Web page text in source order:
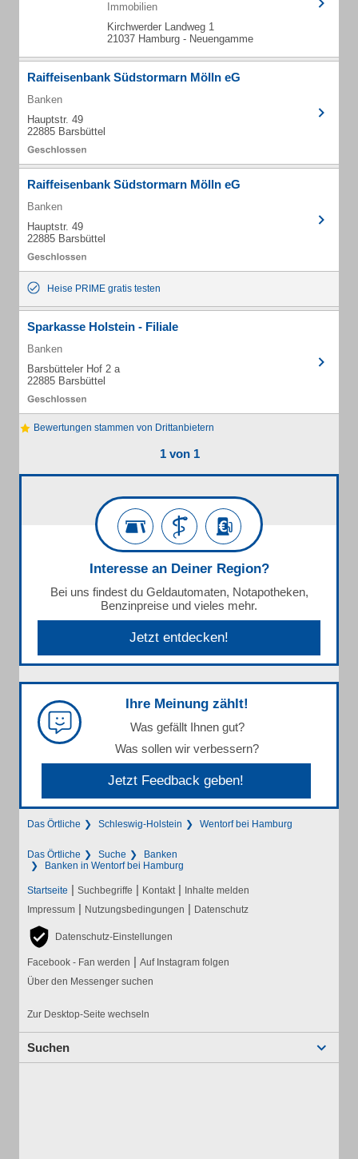
Immobilien
Kirchwerder Landweg 1
21037 Hamburg - Neuengamme
Raiffeisenbank Südstormarn Mölln eG
Banken
Hauptstr. 49
22885 Barsbüttel
Raiffeisenbank Südstormarn Mölln eG
Banken
Hauptstr. 49
22885 Barsbüttel
Heise PRIME gratis testen
Sparkasse Holstein - Filiale
Banken
Barsbütteler Hof 2 a
22885 Barsbüttel
Bewertungen stammen von Drittanbietern
1 von 1
Interesse an Deiner Region?
Bei uns findest du Geldautomaten, Notapotheken,
Benzinpreise und vieles mehr.
Jetzt entdecken!
Ihre Meinung zählt!
Was gefällt Ihnen gut?
Was sollen wir verbessern?
Jetzt Feedback geben!
Das Örtliche Schleswig-Holstein Wentorf bei Hamburg
Das Örtliche Suche
Banken
Banken in Wentorf bei Hamburg
Startseite | Suchbegriffe | Kontakt | Inhalte melden
Impressum | Nutzungsbedingungen | Datenschutz
Datenschutz-Einstellungen
Facebook - Fan werden | Auf Instagram folgen
Über den Messenger suchen
Zur Desktop-Seite wechseln
Suchen